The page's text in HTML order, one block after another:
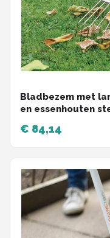
Bladbezem met
en essenhouten
rabatten
€ 84,14